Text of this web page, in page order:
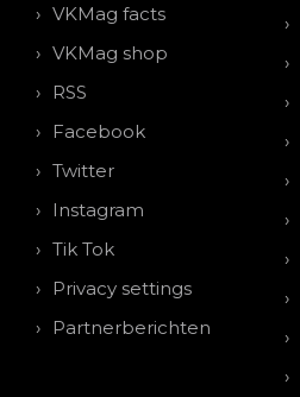
VKMag facts
VKMag shop
RSS
Facebook
Twitter
Instagram
Tik Tok
Privacy settings
Partnerberichten